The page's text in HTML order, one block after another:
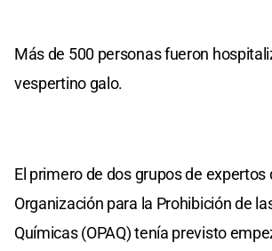
Más de 500 personas fueron
vespertino galo.
El primero de dos grupos de expertos
Organización para la Prohibición de
Químicas (OPAQ) tenía previsto